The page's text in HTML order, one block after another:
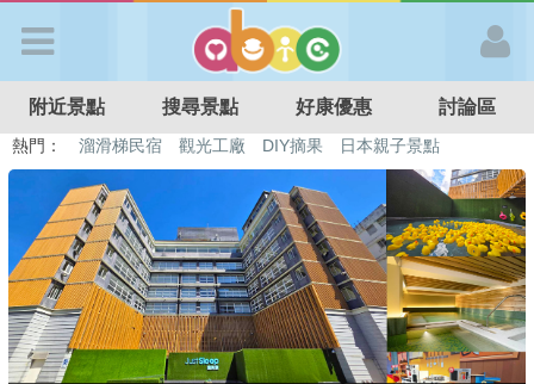
APP登入
首 頁
搜尋景點
好康優惠
附近景點 搜尋景點 好康優惠 討論區
熱門： 溜滑梯民宿 觀光工廠 DIY摘果
日本親子景點
特色遊戲場
親子住房優惠 台北親子餐廳 溫泉泡湯SPA